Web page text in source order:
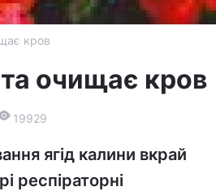
кров
очищає кров
19929
ягід калини вкрай
респіраторні